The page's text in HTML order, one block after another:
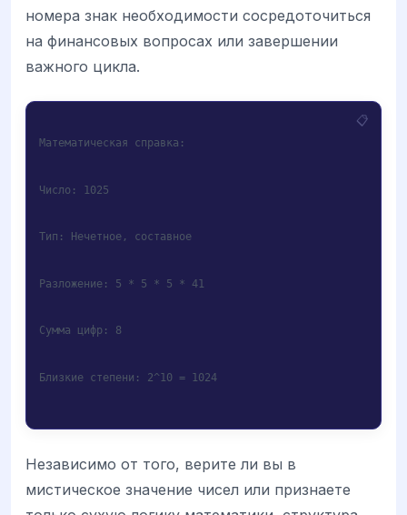
номера знак необходимости сосредоточиться
на финансовых вопросах или завершении
важного цикла.
Математическая справка:
Число: 1025
Тип: Нечетное, составное
Разложение: 5 * 5 * 5 * 41
Сумма цифр: 8
Близкие степени: 2^10 = 1024
Независимо от того, верите ли вы в
мистическое значение чисел или признаете